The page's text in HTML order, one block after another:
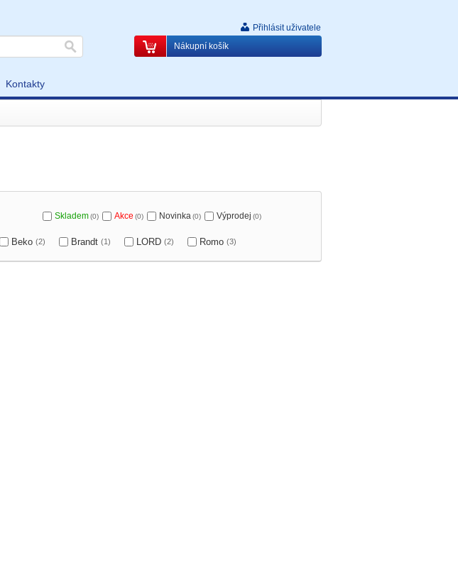
Kontakty
Přihlásit uživatele
Nákupní košík
Skladem(0) Akce (0) Novinka(0) Výprodej (0)
Beko (2) Brandt (1) LORD (2) Romo (3)